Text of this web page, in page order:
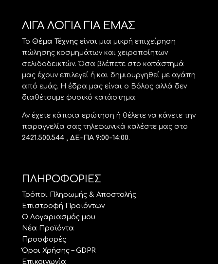
ΛΙΓΑ ΛΟΓΙΑ ΓΙΑ ΕΜΑΣ
Το Θέμα Τέχνηςείναι μια μικρή επιχείρηση
πώλησης κοσμημάτων και χειροποίητων
σελιδοδεικτών. Όσα βλέπετε στο κατάστημά
μας έχουν επιλεγεί ή και δημιουργηθεί με αγάπη
από εμάς. Η έδρα μας είναι ο Βόλος αλλά δεν
διαθέτουμε φυσικό κατάστημα.
Αν έχετε κάποια ερώτηση ή θέλετε να κάνετε την
παραγγελία σας τηλεφωνικά καλέστε μας στο
2421.500.544 , ΔΕ-ΠΑ 9:00-14:00.
ΠΛΗΡΟΦΟΡΙΕΣ
Τρόποι Πληρωμής & Αποστολής
Επιστροφή Προϊόντων
Ο Λογαριασμός μου
Νέα Προϊόντα
Προσφορές
Όροι Χρήσης – GDPR
Επικοινωνία